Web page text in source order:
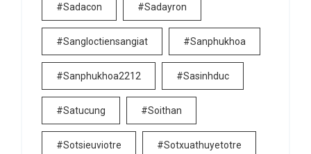
#sadacon #sadayron
#sangloctiensangiat #sanphukhoa
#sanphukhoa2212 #sasinhduc
#satucung #soithan
#sotsieuviotre #sotxuathuyetotre